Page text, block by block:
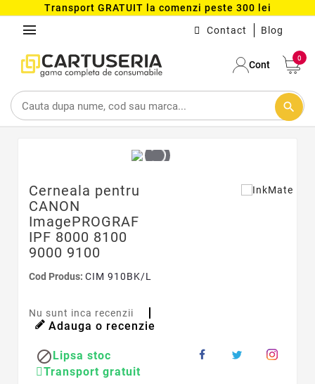
Transport GRATUIT la comenzi peste 300 lei
menu Contact Blog
Cont
0
search
Cerneala pentru
CANON
ImagePROGRAF
IPF 8000 8100
9000 9100
Cod Produs: CIM 910BK/L
Nu sunt inca recenzii
Adauga o recenzie
Lipsa stoc
Transport gratuit